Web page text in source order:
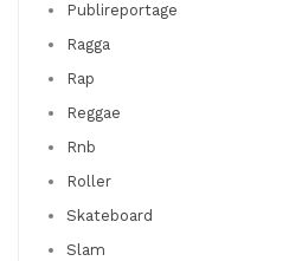
Publireportage
Ragga
Rap
Reggae
Rnb
Roller
Skateboard
Slam